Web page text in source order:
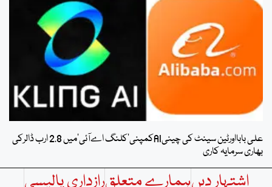
علی بابااورٹین سینٹ کی چینیAIکمپنی’کلنگ اےآئی’میں 2.8 ارب ڈالرکی
بھاری سرمایہ کاری
اشتہار دیںہمارے متعلقرازداری پالیسی